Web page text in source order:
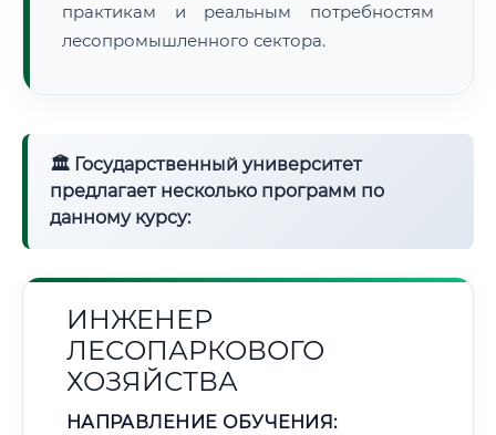
практикам и реальным потребностям
лесопромышленного сектора.
🏛 Государственный университет
предлагает несколько программ по
данному курсу:
ИНЖЕНЕР
ЛЕСОПАРКОВОГО
ХОЗЯЙСТВА
НАПРАВЛЕНИЕ ОБУЧЕНИЯ: